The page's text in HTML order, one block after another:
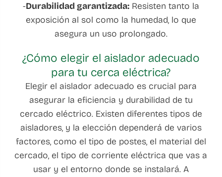
-Durabilidad garantizada:Resisten tanto la
exposición al sol como la humedad, lo que
asegura un uso prolongado.
¿Cómo elegir el aislador adecuado
para tu cerca eléctrica?
Elegir el aislador adecuado es crucial para
asegurar la eficiencia y durabilidad de tu
cercado eléctrico. Existen diferentes tipos de
aisladores, y la elección dependerá de varios
factores, como el tipo de postes, el material del
cercado, el tipo de corriente eléctrica que vas a
usar y el entorno donde se instalará. A